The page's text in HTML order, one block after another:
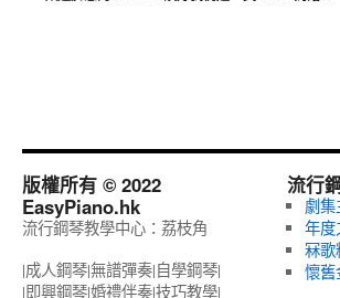
版權所有 © 2022
EasyPiano.hk
流行鋼琴教學中心：荔枝角
|成人鋼琴|無譜彈奏|自學鋼琴|
|即興鋼琴|婚禮伴奏|技巧教學|
流行
劇集
年度
冧歌
懷舊